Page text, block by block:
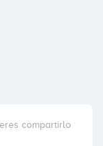
compartirlo